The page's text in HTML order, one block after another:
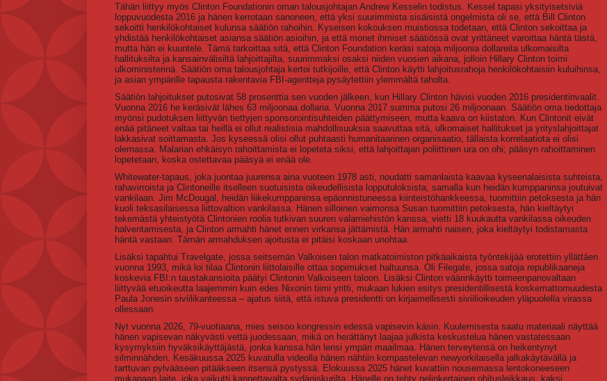
Tähän liittyy myös Clinton Foundationin oman talousjohtajan Andrew Kesselin todistus. Kessel tapasi yksityisetsiviä
loppuvuodesta 2016 ja hänen kerrotaan sanoneen, että yksi suurimmista sisäisistä ongelmista oli se, että Bill Clinton
sekoitti henkilökohtaiset kulunsa säätiön rahoihin. Kyseisen kokouksen muistiossa todetaan, että Clinton sekoittaa ja
yhdistää henkilökohtaiset asiansa säätiön asioihin, ja että monet ihmiset säätiössä ovat yrittäneet varoittaa häntä tästä,
mutta hän ei kuuntele. Tämä tarkoittaa sitä, että Clinton Foundation keräsi satoja miljoonia dollareita ulkomaisilta
hallituksilta ja kansainvälisiltä lahjoittajilta, suurimmaksi osaksi niiden vuosien aikana, jolloin Hillary Clinton toimi
ulkoministerinä. Säätiön oma talousjohtaja kertoi tutkijoille, että Clinton käytti lahjoitusrahoja henkilökohtaisiin kuluihinsa,
ja asian ympärille tapausta rakentavia FBI-agentteja pysäytettiin ylemmältä taholta.
Säätiön lahjoitukset putosivat 58 prosenttia sen vuoden jälkeen, kun Hillary Clinton hävisi vuoden 2016 presidentinvaalit.
Vuonna 2016 he keräsivät lähes 63 miljoonaa dollaria. Vuonna 2017 summa putosi 26 miljoonaan. Säätiön oma tiedottaja
myönsi pudotuksen liittyvän tiettyjen sponsorointisuhteiden päättymiseen, mutta kaava on kiistaton. Kun Clintonit eivät
enää pitäneet valtaa tai heillä ei ollut realistisia mahdollisuuksia saavuttaa sitä, ulkomaiset hallitukset ja yrityslahjoittajat
lakkasivat soittamasta. Jos kyseessä olisi ollut puhtaasti humanitaarinen organisaatio, tällaista korrelaatiota ei olisi
olemassa. Malarian ehkäisyn rahoittamista ei lopeteta siksi, että lahjoittajan poliittinen ura on ohi; pääsyn rahoittaminen
lopetetaan, koska ostettavaa pääsyä ei enää ole.
Whitewater-tapaus, joka juontaa juurensa aina vuoteen 1978 asti, noudatti samanlaista kaavaa kyseenalaisista suhteista,
rahavirroista ja Clintoneille itselleen suotuisista oikeudellisista lopputuloksista, samalla kun heidän kumppaninsa joutuivat
vankilaan. Jim McDougal, heidän liikekumppaninsa epäonnistuneessa kiinteistöhankkeessa, tuomittiin petoksesta ja hän
kuoli teksasilaisessa liittovaltion vankilassa. Hänen silloinen vaimonsa Susan tuomittiin petoksesta, hän kieltäytyi
tekemästä yhteistyötä Clintonien roolia tutkivan suuren valamiehistön kanssa, vietti 18 kuukautta vankilassa oikeuden
halventamisesta, ja Clinton armahti hänet ennen virkansa jättämistä. Hän armahti naisen, joka kieltäytyi todistamasta
häntä vastaan. Tämän armahduksen ajoitusta ei pitäisi koskaan unohtaa.
Lisäksi tapahtui Travelgate, jossa seitsemän Valkoisen talon matkatoimiston pitkäaikaista työntekijää erotettiin yllättäen
vuonna 1993, mikä loi tilaa Clintonin liittolaisille ottaa sopimukset haltuunsa. Oli Filegate, jossa satoja republikaaneja
koskevia FBI:n taustakansioita päätyi Clintonin Valkoiseen taloon. Lisäksi Clinton väärinkäytti toimeenpanovaltaan
liittyvää etuoikeutta laajemmin kuin edes Nixonin tiimi yritti, mukaan lukien esitys presidentillisestä koskemattomuudesta
Paula Jonesin siviilikanteessa – ajatus siitä, että istuva presidentti on kirjaimellisesti siviilioikeuden yläpuolella virassa
ollessaan.
Nyt vuonna 2026, 79-vuotiaana, mies seisoo kongressin edessä vapisevin käsin. Kuulemisesta saatu materiaali näyttää
hänen vapisevan näkyvästi vettä juodessaan, mikä on herättänyt laajaa julkista keskustelua hänen vastatessaan
kysymyksiin hyväksikäyttäjästä, jonka kanssa hän lensi ympäri maailmaa. Hänen terveytensä on heikentynyt
silminnähden. Kesäkuussa 2025 kuvatulla videolla hänen nähtiin kompastelevan newyorkilaisella jalkakäytävällä ja
tarttuvan pylvääseen pitääkseen itsensä pystyssä. Elokuussa 2025 hänet kuvattiin nousemassa lentokoneeseen
mukanaan laite, joka vaikutti kannettavalta sydäniskurilta. Hänelle on tehty nelinkertainen ohitusleikkaus, kaksi